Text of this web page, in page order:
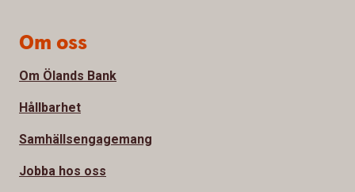
Om oss
Om Ölands Bank
Hållbarhet
Samhällsengagemang
Jobba hos oss